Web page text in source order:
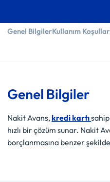
Genel BilgilerKullanım
Genel Bilgiler
Nakit Avans,kredi kartı
hızlı bir çözüm sunar. Nakit
borçlanmasına benzer